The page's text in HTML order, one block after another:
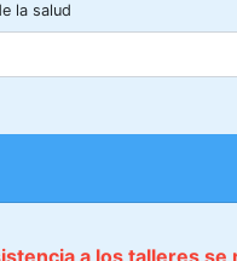
la salud